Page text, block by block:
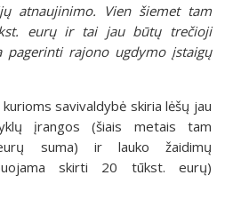
atnaujinimo. Vien šiemet tam
eurų ir tai jau būtų trečioji
pagerinti rajono ugdymo įstaigų
savivaldybė skiria lėšų jau
įrangos (šiais metais tam
suma) ir lauko žaidimų
skirti 20 tūkst. eurų)